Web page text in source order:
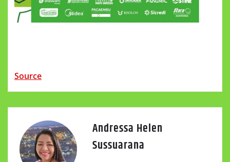
Source
Andressa Helen
Sussuarana